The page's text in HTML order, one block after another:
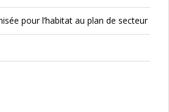
pour l’habitat au plan de secteur